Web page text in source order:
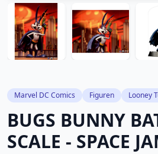
Marvel DC Comics Figuren Looney
BUGS BUNNY
SCALE - SPACE